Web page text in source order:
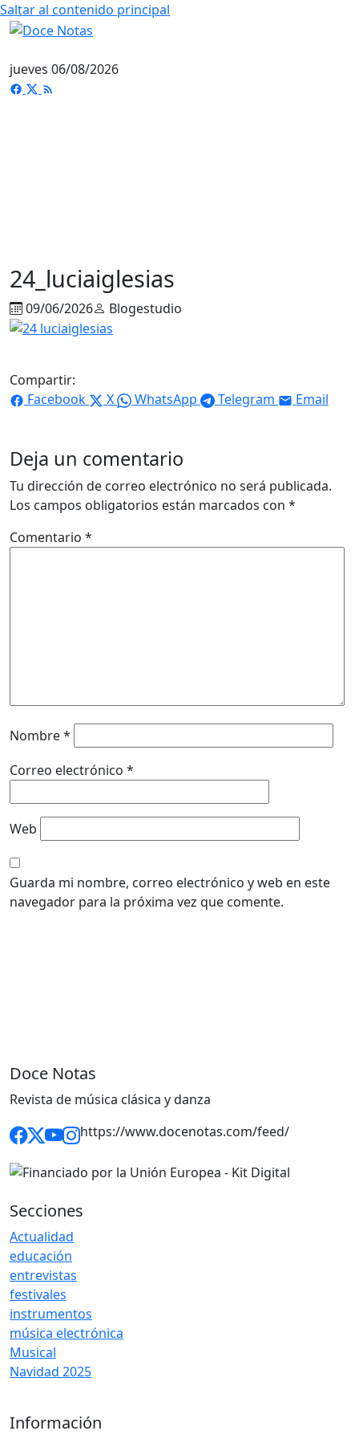
Saltar al contenido principal
jueves 06/08/2026
24_luciaiglesias
09/06/2026 Blogestudio
Compartir:
Facebook
X WhatsApp Telegram Email
Deja un comentario
Tu dirección de correo electrónico no será publicada.
Los campos obligatorios están marcados con *
Comentario *
Nombre*
Correo electrónico *
Web
Guarda mi nombre, correo electrónico y web en este
navegador para la próxima vez que comente.
Doce Notas
Revista de música clásica y danza
https://www.docenotas.com/feed/
Secciones
Actualidad
educación
entrevistas
festivales
instrumentos
música electrónica
Musical
Navidad 2025
Información